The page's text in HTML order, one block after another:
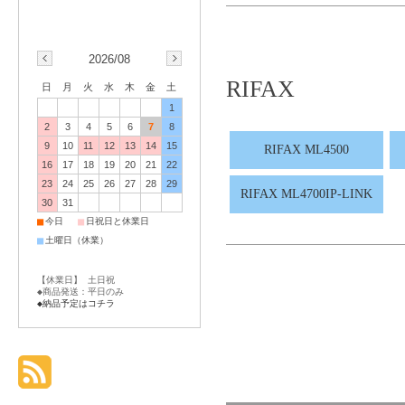
RIFAX
RIFAX ML4500
RIFAX ML4700IP-LINK
2026/08
日 月 火 水 木 金
土
1
2
3 4 5 6 7
8
9
10 11 12 13 14
15
16
17 18 19 20 21
22
23
24 25 26 27 28
29
30
31
■今日 ■ 日祝日と休業日
■ 土曜日（休業）
【休業日】 土日祝
◆商品発送：平日のみ
◆納品予定はコチラ